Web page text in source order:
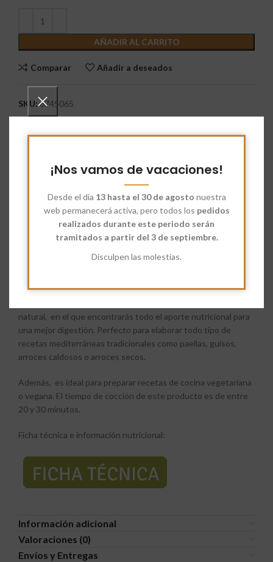
¡Nos vamos de vacaciones!
Desde el día 13 hasta el 30 de agosto nuestra
web permanecerá activa, pero todos los pedidos
realizados durante este periodo serán
tramitados a partir del 3 de septiembre.
Disculpen las molestias.
AÑADIR AL CARRITO
Comparar Añadir a deseados
SKU:6745065
Descripción
Grano de Arroz Redondo Blanco Ecológico . Dentro de la
categoría de Arroces Ecológicos, el arroz blanco de grano
especialmente indicado para «risottos», paellas y como
natural, en el que encontrarás todo el aporte nutricional para
una mejor digestión. Perfecto para elaborar todo tipo de
recetas mediterráneas tradicionales como paellas, guisos,
arroces caldosos o arroces secos.
Además, es ideal para preparar recetas de cocina vegetariana
o vegana. El tiempo de cocción de este producto es de entre
20 y 30 minutos.
Ficha técnica e información nutricional:
Información adicional
Valoraciones (0)
Envíos y Entregas